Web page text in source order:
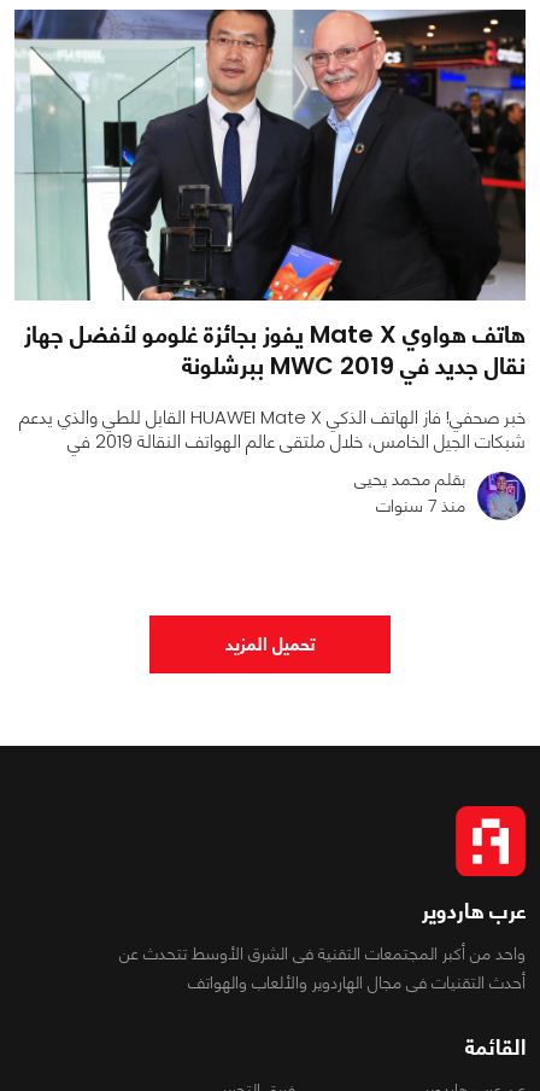
هاتف هواوي Mate X يفوز بجائزة غلومو لأفضل جهاز
نقال جديد في MWC 2019 ببرشلونة
خبر صحفي! فاز الهاتف الذكي HUAWEI Mate X القابل للطي والذي يدعم
شبكات الجيل الخامس، خلال ملتقى عالم الهواتف النقالة 2019 في
بقلم محمد يحيى
منذ 7 سنوات
تحميل المزيد
عرب هاردوير
واحد من أكبر المجتمعات التقنية فى الشرق الأوسط تتحدث عن
أحدث التقنيات فى مجال الهاردوير والألعاب والهواتف
القائمة